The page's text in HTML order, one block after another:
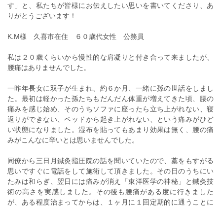
す」と、私たちが皆様にお伝えしたい思いを書いてくださり、あ
りがとうございます！
K.M様 久喜市在住 ６０歳代女性 公務員
私は２０歳くらいから慢性的な肩凝りと付き合って来ましたが、
腰痛はありませんでした。
一昨年長女に双子が生まれ、約６か月、一緒に孫の世話をしまし
た。最初は軽かった孫たちもだんだん体重が増えてきた頃、腰の
痛みを感じ始め、そのうちソファに座ったら立ち上がれない、寝
返りができない、ベッドから起き上がれない、という痛みがひど
い状態になりました。湿布を貼ってもあまり効果は無く、腰の痛
みがこんなに辛いとは思いませんでした。
同僚から三日月鍼灸指圧院の話を聞いていたので、藁をもすがる
思いですぐに電話をして施術して頂きました。その日のうちにい
たみは和らぎ、翌日には痛みが消え「東洋医学の神秘」と鍼灸技
術の高さを実感しました。その後も腰痛がある度に行きました
が、ある程度治まってからは、１ヶ月に１回定期的に通うことに